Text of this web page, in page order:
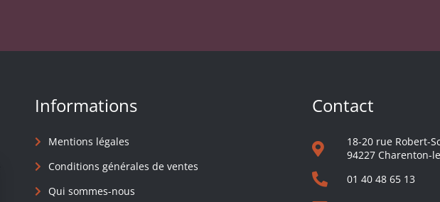
Informations
Mentions légales
Conditions générales de ventes
Qui sommes-nous
Contact
18-20 rue Robert-
94227 Charenton-
01 40 48 65 13